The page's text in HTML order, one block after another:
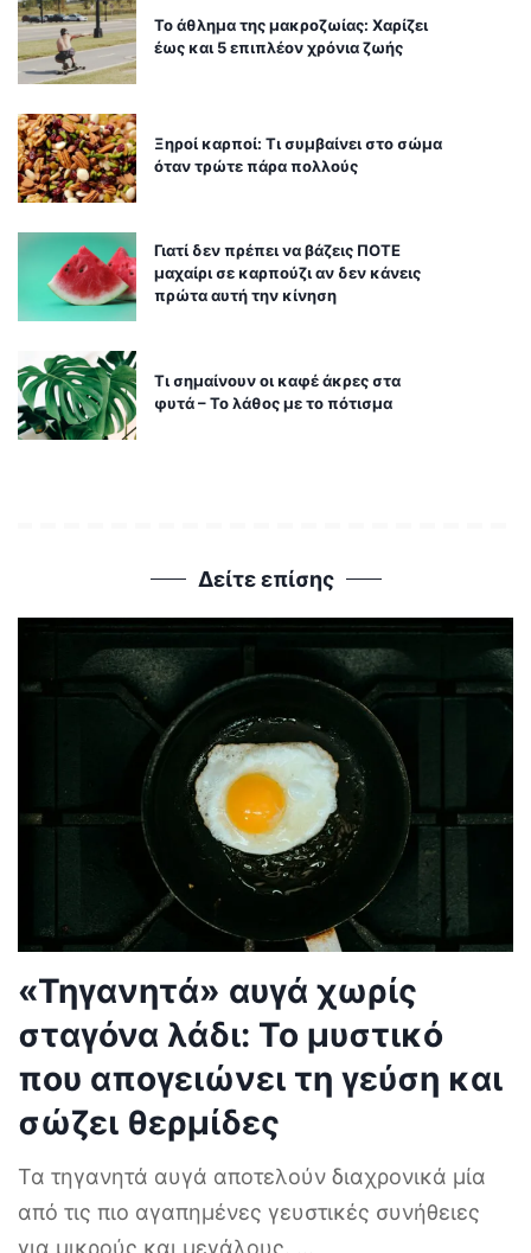
Το άθλημα της μακροζωίας: Χαρίζει
έως και 5 επιπλέον χρόνια ζωής
Ξηροί καρποί: Τι συμβαίνει στο σώμα
όταν τρώτε πάρα πολλούς
Γιατί δεν πρέπει να βάζεις ΠΟΤΕ
μαχαίρι σε καρπούζι αν δεν κάνεις
πρώτα αυτή την κίνηση
Τι σημαίνουν οι καφέ άκρες στα
φυτά – Το λάθος με το πότισμα
Δείτε επίσης
«Τηγανητά» αυγά χωρίς
σταγόνα λάδι: Το μυστικό
που απογειώνει τη γεύση και
σώζει θερμίδες
Τα τηγανητά αυγά αποτελούν διαχρονικά μία
από τις πιο αγαπημένες γευστικές συνήθειες
για μικρούς και μεγάλους.